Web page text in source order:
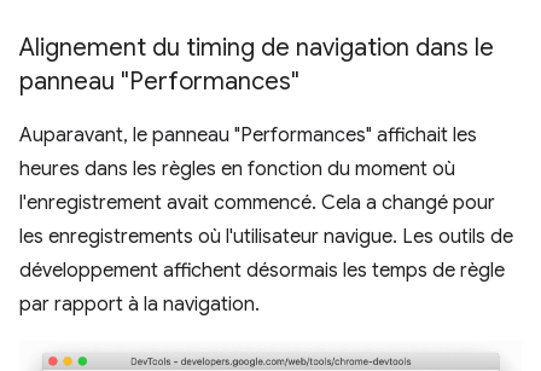
Alignement du timing de navigation dans le
panneau "Performances"
Auparavant, le panneau "Performances" affichait les
heures dans les règles en fonction du moment où
l'enregistrement avait commencé. Cela a changé pour
les enregistrements où l'utilisateur navigue. Les outils de
développement affichent désormais les temps de règle
par rapport à la navigation.